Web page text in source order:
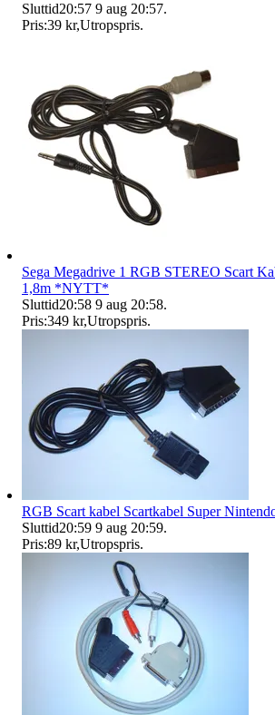
Sluttid20:57 9 aug 20:57.
Pris:39 kr,Utropspris.
Sega Megadrive 1 RGB STEREO Scart
1,8m *NYTT*
Sluttid20:58 9 aug 20:58.
Pris:349 kr,Utropspris.
RGB Scart kabel Scartkabel Super
Sluttid20:59 9 aug 20:59.
Pris:89 kr,Utropspris.